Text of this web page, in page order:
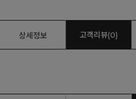
상세정보 고객리뷰(0)